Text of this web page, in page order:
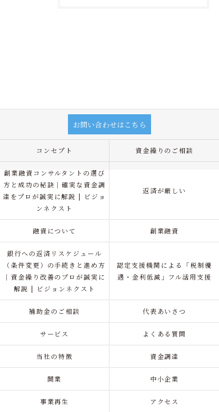
お問い合わせはこちら
コンセプト 資金繰りのご相談
創業融資コンサルタントの選び
方と成功の秘訣｜確実な資金調
達をプロが誠実に解説 | ビジョ
ンネクスト
返済が厳しい
融資について 創業融資
銀行への返済リスケジュール
（条件変更）の手続きと進め方
｜資金繰り改善のプロが誠実に
解説 | ビジョンネクスト
認定支援機関による「税制優
遇・金利低減」フル活用支援
補助金のご相談 代表あいさつ
サービス よくある質問
当社の特徴 資金調達
開業 中小企業
事業再生 アクセス